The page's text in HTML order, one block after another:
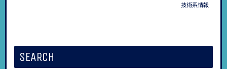
技術系情報
SEARCH